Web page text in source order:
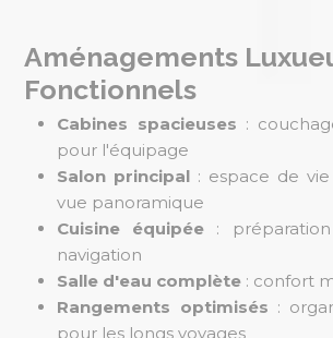
Aménagements
Fonctionnels
Cabines spacieuses :
pour l'équipage
Salon principal : espace de
vue panoramique
Cuisine équipée :
navigation
Salle d'eau complète : confort
Rangements optimisés :
pour les longs voyages